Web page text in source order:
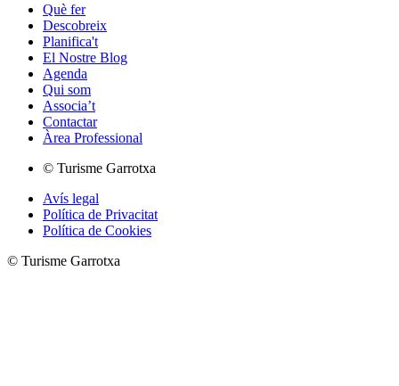
Què fer
Descobreix
Planifica't
El Nostre Blog
Agenda
Qui som
Associa’t
Contactar
Àrea Professional
© Turisme Garrotxa
Avís legal
Política de Privacitat
Política de Cookies
© Turisme Garrotxa